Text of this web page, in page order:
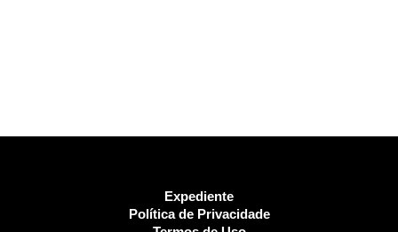
Expediente
Política de Privacidade